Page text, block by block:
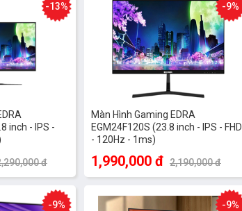
0 ℃ đến 40 ℃ (32 ℉ đến 104 ℉)
đến 90% RH (Không ngưng tụ)
-20 ℃ đến 60 ℃ (-4 ℉ đến 140 ℉)
đến 90% RH (Không ngưng tụ)
inch - IPS -
đ
-13%
Màn Hình Gaming EDRA
EGM24F120S (23.8 inch - IPS - FHD
- 120Hz - 1ms)
1,990,000 đ 2,190,000 đ
-9%
-9% -9%